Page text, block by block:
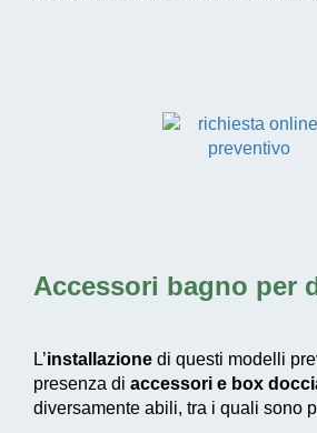
Accessori bagno per
L’installazione di questi modelli
presenza di accessori e box
diversamente abili, tra i quali sono